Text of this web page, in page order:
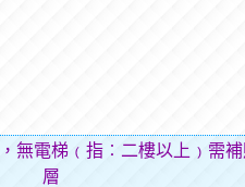
無電梯﹙指︰二樓以上﹚需
層費用（